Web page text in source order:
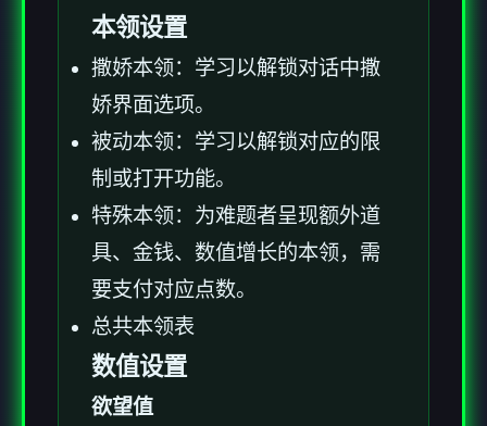
本领设置
撒娇本领：学习以解锁对话中撒
娇界面选项。
被动本领：学习以解锁对应的限
制或打开功能。
特殊本领：为难题者呈现额外道
具、金钱、数值增长的本领，需
要支付对应点数。
总共本领表
数值设置
欲望值